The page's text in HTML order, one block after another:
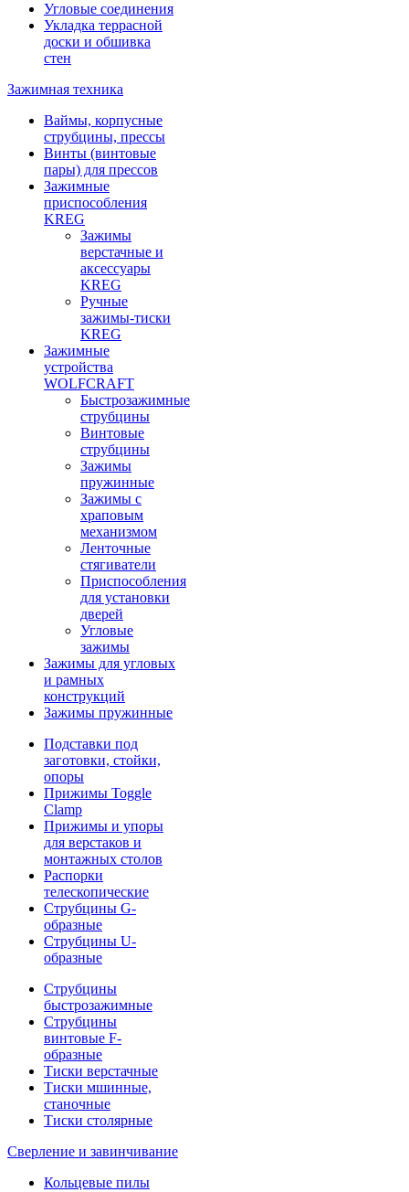
Угловые соединения
Укладка террасной
доски и обшивка
стен
Зажимная техника
Ваймы, корпусные
струбцины, прессы
Винты (винтовые
пары) для прессов
Зажимные
приспособления
KREG
Зажимы
верстачные и
аксессуары
KREG
Ручные
зажимы-тиски
KREG
Зажимные
устройства
WOLFCRAFT
Быстрозажимные
струбцины
Винтовые
струбцины
Зажимы
пружинные
Зажимы с
храповым
механизмом
Ленточные
стягиватели
Приспособления
для установки
дверей
Угловые
зажимы
Зажимы для угловых
и рамных
конструкций
Зажимы пружинные
Подставки под
заготовки, стойки,
опоры
Прижимы Toggle
Clamp
Прижимы и упоры
для верстаков и
монтажных столов
Распорки
телескопические
Струбцины G-
образные
Струбцины U-
образные
Струбцины
быстрозажимные
Струбцины
винтовые F-
образные
Тиски верстачные
Тиски мшинные,
станочные
Тиски столярные
Сверление и завинчивание
Кольцевые пилы